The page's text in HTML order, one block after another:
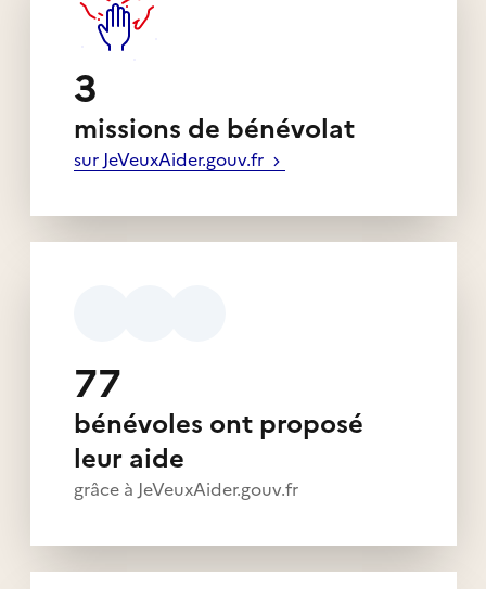
3
missions de bénévolat
sur JeVeuxAider.gouv.fr
77
bénévoles ont proposé
leur aide
grâce à JeVeuxAider.gouv.fr